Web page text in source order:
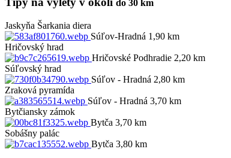
do 30 km
Jaskyňa Šarkania diera
Súľov-Hradná 1,90 km
Hričovský hrad
Hričovské Podhradie 2,20 km
Súľovský hrad
Súľov - Hradná 2,80 km
Zraková pyramída
Súľov - Hradná 3,70 km
Bytčiansky zámok
Bytča 3,70 km
Sobášny palác
Bytča 3,80 km